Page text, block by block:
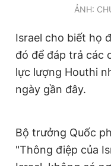
ẢNH:
Israel cho biết họ
đó để đáp trả các
lực lượng Houthi
ngày gần đây.
Bộ trưởng Quốc
"Thông điệp của